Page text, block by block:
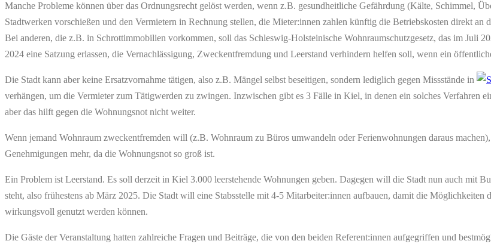
Manche Probleme können über das Ordnungsrecht gelöst werden, wenn z.B. gesundheitliche Gefährdung (Kälte, Schimmel,
Stadtwerken vorschießen und den Vermietern in Rechnung stellen, die Mieter:innen zahlen künftig die Betriebskosten direkt
Bei anderen, die z.B. in Schrottimmobilien vorkommen, soll das Schleswig-Holsteinische Wohnraumschutzgesetz, das im Juli
2024 eine Satzung erlassen, die Vernachlässigung, Zweckentfremdung und Leerstand verhindern helfen soll, wenn ein
Die Stadt kann aber keine Ersatzvornahme tätigen, also z.B. Mängel selbst beseitigen, sondern lediglich gegen Missstände in
verhängen, um die Vermieter zum Tätigwerden zu zwingen. Inzwischen gibt es 3 Fälle in Kiel, in denen ein solches Verfahren
aber das hilft gegen die Wohnungsnot nicht weiter.
Wenn jemand Wohnraum zweckentfremden will (z.B. Wohnraum zu Büros umwandeln oder Ferienwohnungen daraus
Genehmigungen mehr, da die Wohnungsnot so groß ist.
Ein Problem ist Leerstand. Es soll derzeit in Kiel 3.000 leerstehende Wohnungen geben. Dagegen will die Stadt nun auch mit
steht, also frühestens ab März 2025. Die Stadt will eine Stabsstelle mit 4-5 Mitarbeiter:innen aufbauen, damit die Möglichkeiten
wirkungsvoll genutzt werden können.
Die Gäste der Veranstaltung hatten zahlreiche Fragen und Beiträge, die von den beiden Referent:innen aufgegriffen und